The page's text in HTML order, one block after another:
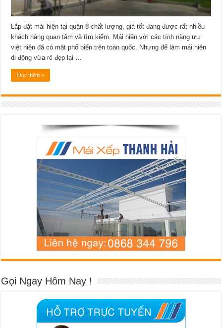
Lắp đặt mái hiện tại quận 8 chất lượng, giá tốt đang được rất nhiều
khách hàng quan tâm và tìm kiếm. Mái hiên với các tính năng ưu
việt hiện đã có mặt phổ biến trên toàn quốc. Nhưng để làm mái hiên
di động vừa rẻ đẹp lại …
Đọc thêm »
Gọi Ngay Hôm Nay !